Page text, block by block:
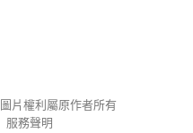
片權利屬原作者所有
服務聲明